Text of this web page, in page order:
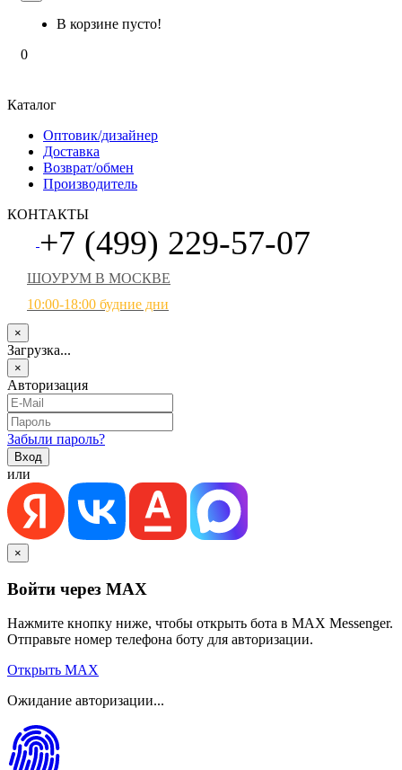
В корзине пусто!
0
Каталог
Оптовик/дизайнер
Доставка
Возврат/обмен
Производитель
КОНТАКТЫ
+7 (499) 229-57-07
ШОУРУМ В МОСКВЕ
10:00-18:00 будние дни
×
Загрузка...
×
Авторизация
Забыли пароль?
или
×
Войти через MAX
Нажмите кнопку ниже, чтобы открыть бота в MAX Messenger.
Отправьте номер телефона боту для авторизации.
Открыть MAX
Ожидание авторизации...